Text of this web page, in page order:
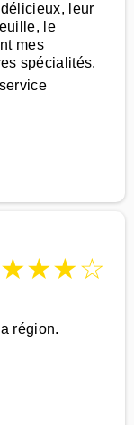
leur
le
mes
spécialités.
★★★☆
région.